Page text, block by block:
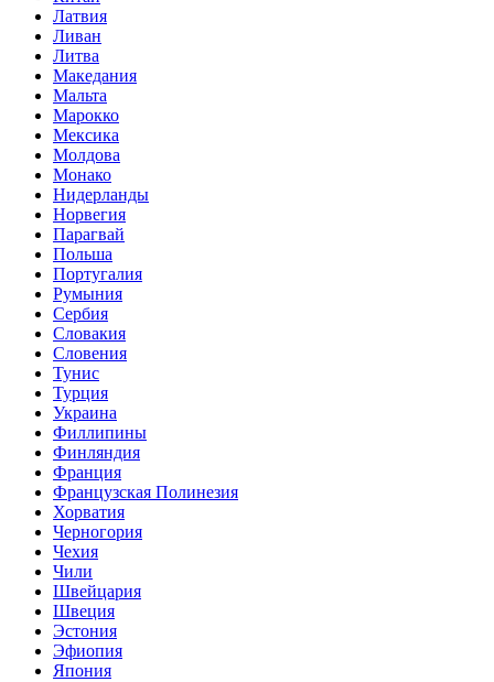
Латвия
Ливан
Литва
Македания
Мальта
Марокко
Мексика
Молдова
Монако
Нидерланды
Норвегия
Парагвай
Польша
Португалия
Румыния
Сербия
Словакия
Словения
Тунис
Турция
Украина
Филлипины
Финляндия
Франция
Французская Полинезия
Хорватия
Черногория
Чехия
Чили
Швейцария
Швеция
Эстония
Эфиопия
Япония